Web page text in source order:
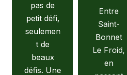
pas de
petit défi,
seulemen
t de
beaux
défis. Une
Entre
Saint-
Bonnet
Le Froid,
en